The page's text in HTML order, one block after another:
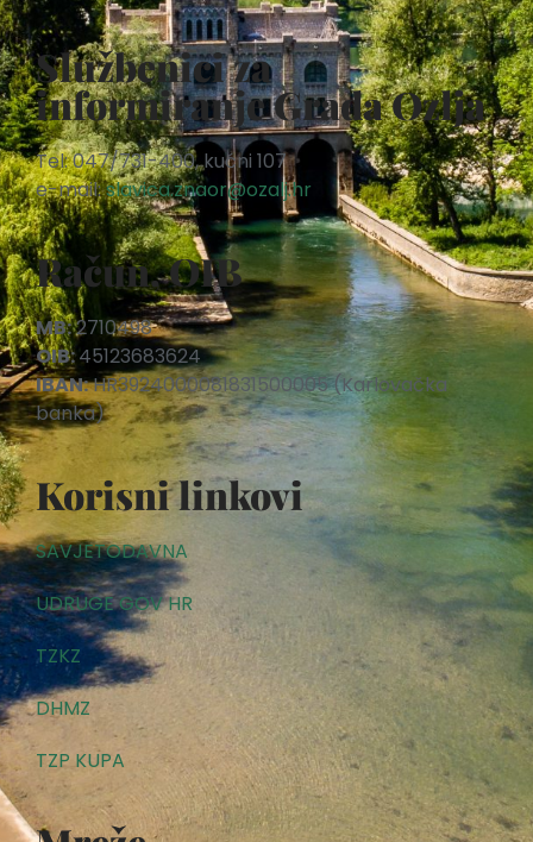
Službenici za
informiranje Grada Ozlja
Tel: 047/731-400, kućni 107
e-mail:slavica.znaor@ozalj.hr
Račun, OIB
MB:2710498
OIB:45123683624
IBAN:HR3924000081831500005 (Karlovačka
banka)
Korisni linkovi
SAVJETODAVNA
UDRUGE GOV HR
TZKZ
DHMZ
TZP KUPA